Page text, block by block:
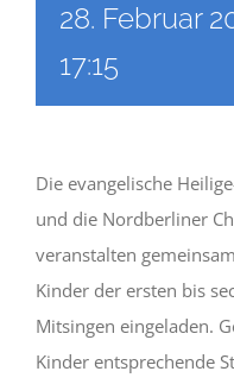
28. Februar
17:15
Die evangelische
und die Nordberliner
veranstalten
Kinder der ersten bis
Mitsingen eingeladen.
Kinder entsprechende